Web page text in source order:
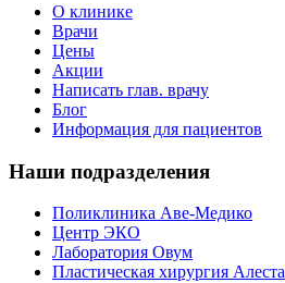
О клинике
Врачи
Цены
Акции
Написать глав. врачу
Блог
Информация для пациентов
Наши подразделения
Поликлиника Аве-Медико
Центр ЭКО
Лаборатория Овум
Пластическая хирургия Алеста